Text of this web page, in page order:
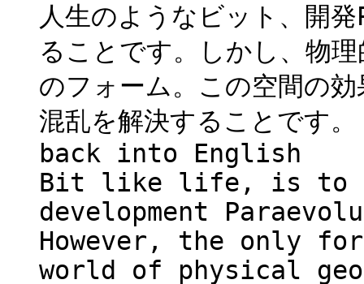
人生のようなビット、開
ることです。しかし、物
のフォーム。この空間の
混乱を解決することです。
back into English
Bit like life, is to
development
However, the only
world of physical